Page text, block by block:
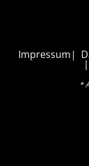
Impressum
*